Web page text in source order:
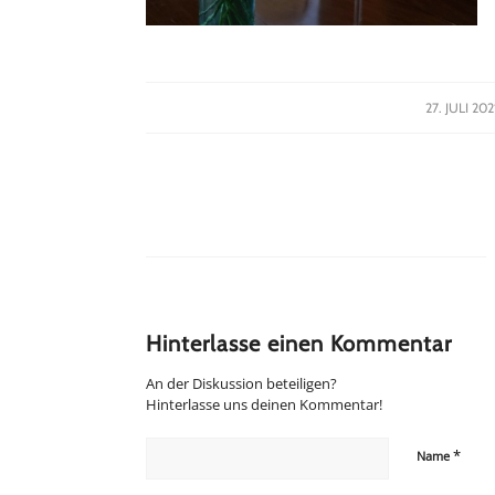
27. JULI
/
Hinterlasse einen Kommentar
An der Diskussion beteiligen?
Hinterlasse uns deinen Kommentar!
Name *